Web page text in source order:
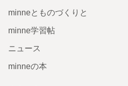
minneとものづくりと
minne学習帖
ニュース
minneの本